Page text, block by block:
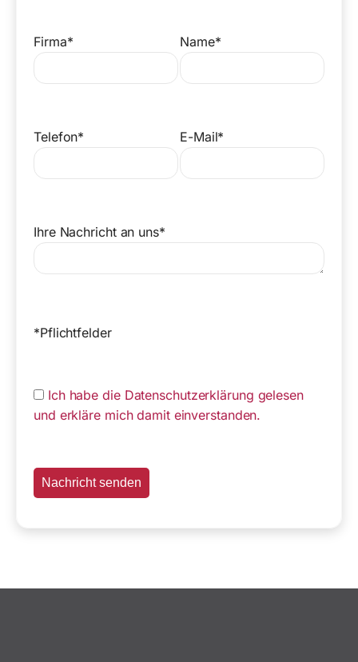
Firma* Name*
Telefon* E-Mail*
Ihre Nachricht an uns*
*Pflichtfelder
Ich habe die Datenschutzerklärung gelesen
und erkläre mich damit einverstanden.